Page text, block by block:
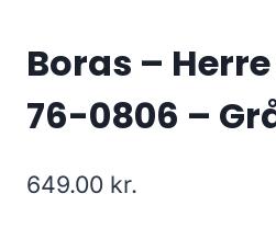
Boras –
76-0806 –
649.00 kr.